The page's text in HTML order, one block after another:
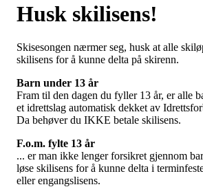
Husk skilisens!
Skisesongen nærmer seg, husk at alle
skilisens for å kunne delta på skirenn.
Barn under 13 år
Fram til den dagen du fyller 13 år, er alle
et idrettslag automatisk dekket av
Da behøver du IKKE betale skilisens.
F.o.m. fylte 13 år
... er man ikke lenger forsikret gjennom
løse skilisens for å kunne delta i
eller engangslisens.